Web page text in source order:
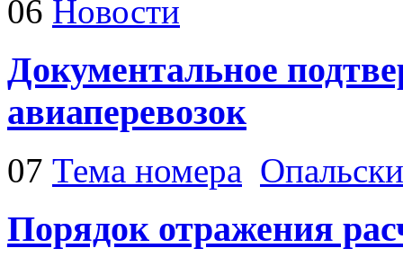
06 Новости
Документальное
авиаперевозок
07 Тема номера
Порядок отражения